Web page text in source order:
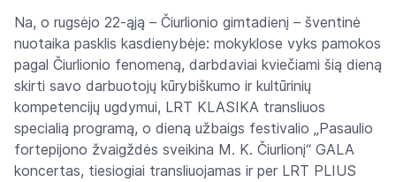
Na, o rugsėjo 22-ąją – Čiurlionio gimtadienį – šventinė
nuotaika pasklis kasdienybėje: mokyklose vyks pamokos
pagal Čiurlionio fenomeną, darbdaviai kviečiami šią dieną
skirti savo darbuotojų kūrybiškumo ir kultūrinių
kompetencijų ugdymui, LRT KLASIKA transliuos
specialią programą, o dieną užbaigs festivalio „Pasaulio
fortepijono žvaigždės sveikina M. K. Čiurlionį“ GALA
koncertas, tiesiogiai transliuojamas ir per LRT PLIUS